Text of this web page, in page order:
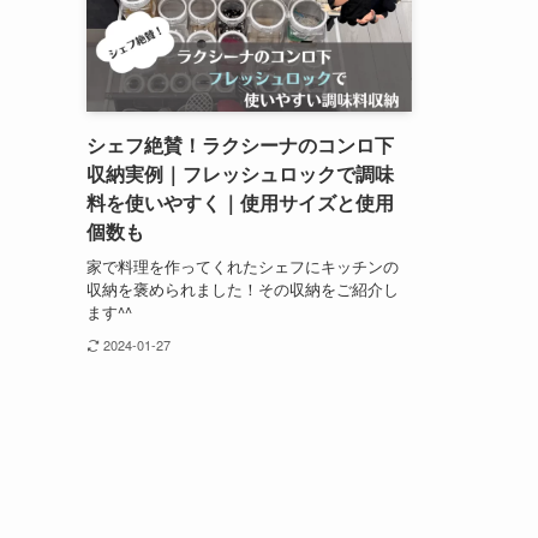
シェフ絶賛！ラクシーナのコンロ下
収納実例｜フレッシュロックで調味
料を使いやすく｜使用サイズと使用
個数も
家で料理を作ってくれたシェフにキッチンの
収納を褒められました！その収納をご紹介し
ます^^
2024-01-27